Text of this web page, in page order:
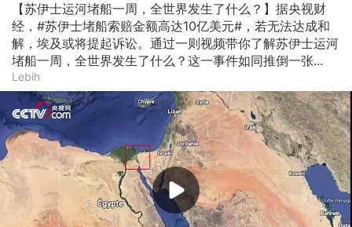
【苏伊士运河堵船一周，全世界发生了什么？】据央视财
经，#苏伊士堵船索赔金额高达10亿美元#，若无法达成和
解，埃及或将提起诉讼。通过一则视频带你了解苏伊士运河
堵船一周，全世界发生了什么？这一事件如同推倒一张...
Lebih